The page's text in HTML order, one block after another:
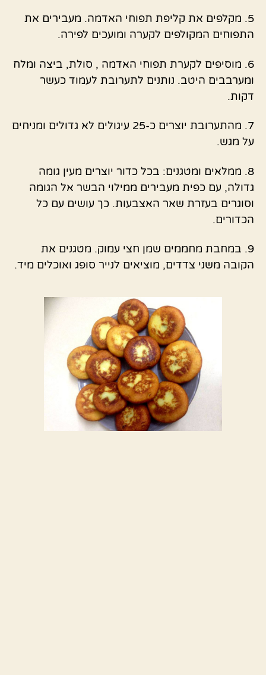
5. מקלפים את קליפת תפוחי האדמה. מעבירים את
התפוחים המקולפים לקערה ומועכים לפירה.
6. מוסיפים לקערת תפוחי האדמה , סולת, ביצה ומלח
ומערבבים היטב. נותנים לתערובת לעמוד כעשר
דקות.
7. מהתערובת יוצרים כ-25 עיגולים לא גדולים ומניחים
על מגש.
8. ממלאים ומטגנים: בכל כדור יוצרים מעין גומה
גדולה, עם כפית מעבירים ממילוי הבשר אל הגומה
וסוגרים בעזרת שאר האצבעות. כך עושים עם כל
הכדורים.
9. במחבת מחממים שמן חצי עמוק. מטגנים את
הקובה משני צדדים, מוציאים לנייר סופג ואוכלים מיד.